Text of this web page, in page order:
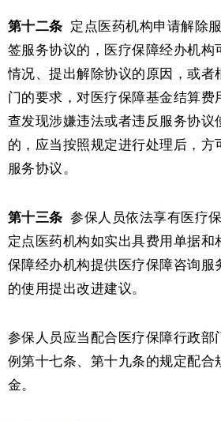
第十二条 定点医药机构申请解除
签服务协议的，医疗保障经办机构
情况、提出解除协议的原因，或者
门的要求，对医疗保障基金结算费
查发现涉嫌违法或者违反服务协议
的，应当按照规定进行处理后，方
服务协议。
第十三条 参保人员依法享有医疗
定点医药机构如实出具费用单据和
保障经办机构提供医疗保障咨询服
的使用提出改进建议。
参保人员应当配合医疗保障行政部
例第十七条、第十九条的规定配合
金。